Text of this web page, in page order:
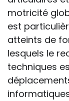
motricité
est
atteints de
lesquels le
techniques